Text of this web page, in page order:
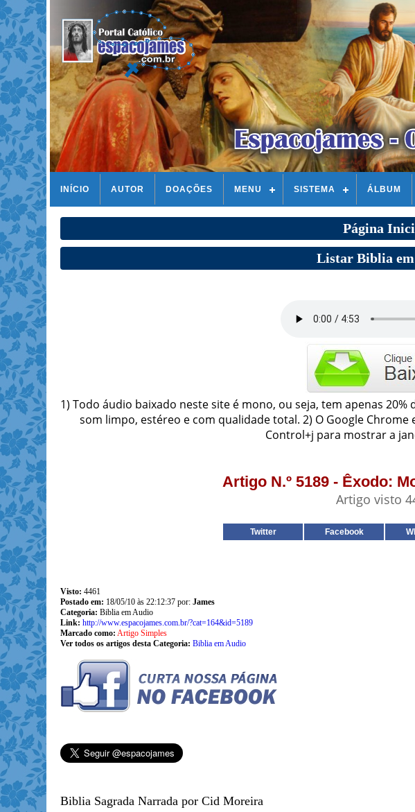
INÍCIO AUTOR DOAÇÕES MENU SISTEMA ÁLBUM
Página
Listar Biblia
1) Todo áudio baixado neste site é mono, ou seja, tem apenas
som limpo, estéreo e com qualidade total. 2) O Google
Control+j para mostrar a
Artigo N.º 5189 - Êxodo:
Artigo visto
Twitter Facebook
Visto: 4461
Postado em: 18/05/10 às 22:12:37 por: James
Categoria: Biblia em Audio
Link: http://www.espacojames.com.br/?cat=164&id=5189
Marcado como: Artigo Simples
Ver todos os artigos desta Categoria: Biblia em Audio
Biblia Sagrada Narrada por Cid Moreira